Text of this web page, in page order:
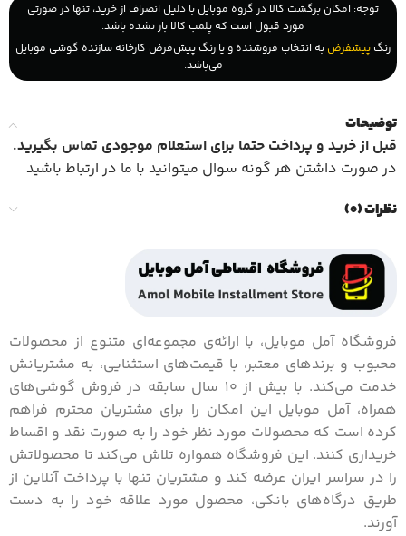
توجه: امکان برگشت کالا در گروه موبایل با دلیل انصراف از خرید، تنها در صورتی
مورد قبول است که پلمب کالا باز نشده باشد.
رنگ پیشفرض به انتخاب فروشنده و یا رنگ پیش‌فرض کارخانه سازنده گوشی موبایل
می‌باشد.
توضیحات
قبل از خرید و پرداخت حتما برای استعلام موجودی تماس بگیرید.
در صورت داشتن هر گونه سوال میتوانید با ما در ارتباط باشید
نظرات (0)
فروشگاه آمل موبایل، با ارائه‌ی مجموعه‌ای متنوع از محصولات
محبوب و برندهای معتبر، با قیمت‌های استثنایی، به مشتریانش
خدمت می‌کند. با بیش از 10 سال سابقه در فروش گوشی‌های
همراه، آمل موبایل این امکان را برای مشتریان محترم فراهم
کرده است که محصولات مورد نظر خود را به صورت نقد و اقساط
خریداری کنند. این فروشگاه همواره تلاش می‌کند تا محصولاتش
را در سراسر ایران عرضه کند و مشتریان تنها با پرداخت آنلاین از
طریق درگاه‌های بانکی، محصول مورد علاقه خود را به دست
آورند.